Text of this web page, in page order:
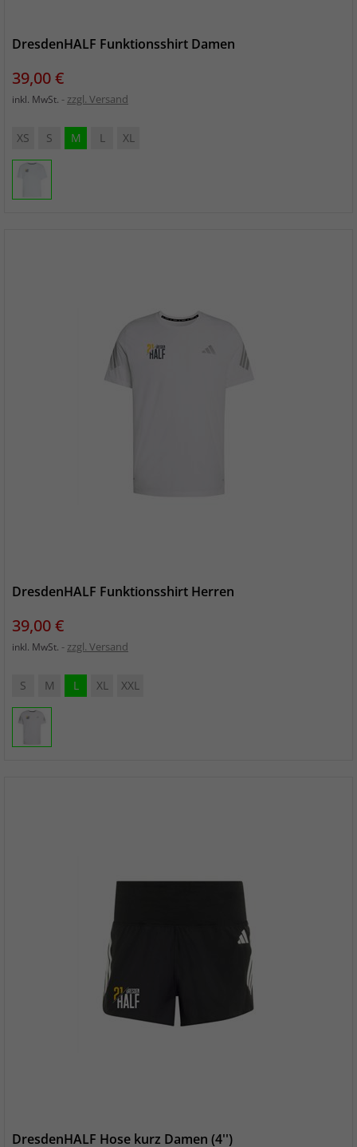
DresdenHALF Funktionsshirt Damen
Preis
39,00 €
inkl. MwSt. zzgl. Versand
XS S M L XL
DresdenHALF Funktionsshirt Herren
Preis
39,00 €
inkl. MwSt. zzgl. Versand
S M L XL XXL
DresdenHALF Hose kurz Damen (4'')